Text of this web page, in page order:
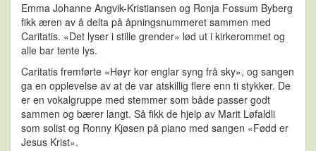
Emma Johanne Angvik-Kristiansen og Ronja Fossum Byberg
fikk æren av å delta på åpningsnummeret sammen med
Caritatis. «Det lyser i stille grender» lød ut i kirkerommet og
alle bar tente lys.
Caritatis fremførte «Høyr kor englar syng frå sky», og sangen
ga en opplevelse av at de var atskillig flere enn ti stykker. De
er en vokalgruppe med stemmer som både passer godt
sammen og bærer langt. Så fikk de hjelp av Marit Løfaldli
som solist og Ronny Kjøsen på piano med sangen «Fødd er
Jesus Krist».